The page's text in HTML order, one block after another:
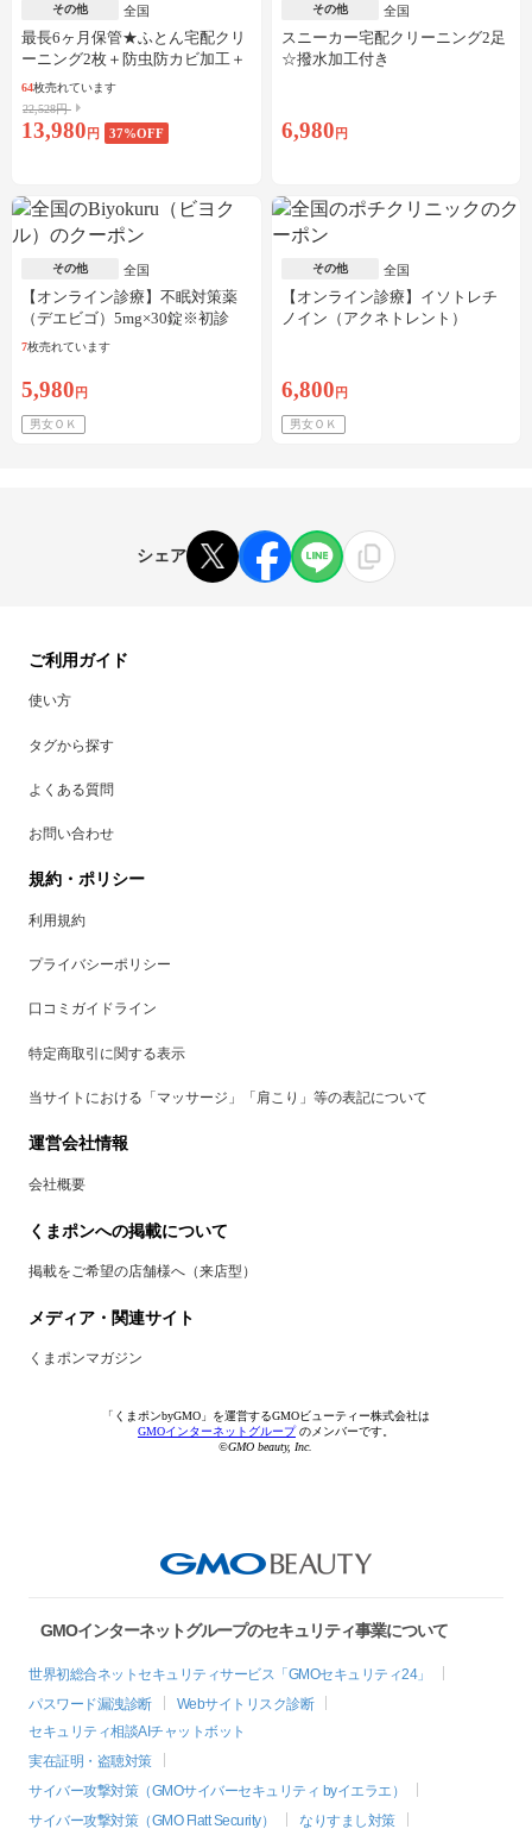
その他 全国
最長6ヶ月保管★ふとん宅配クリ
ーニング2枚＋防虫防カビ加工＋
しみ抜き
64枚売れています
22,528円
13,980 円 37%OFF
その他 全国
スニーカー宅配クリーニング2足
☆撥水加工付き
6,980 円
その他 全国
【オンライン診療】不眠対策薬
（デエビゴ）5mg×30錠※初診
料・送料込
7枚売れています
5,980 円
男女ＯＫ
その他 全国
【オンライン診療】イソトレチ
ノイン（アクネトレント）
6,800 円
男女ＯＫ
シェア
ご利用ガイド
使い方
タグから探す
よくある質問
お問い合わせ
規約・ポリシー
利用規約
プライバシーポリシー
口コミガイドライン
特定商取引に関する表示
当サイトにおける「マッサージ」「肩こり」等の表記について
運営会社情報
会社概要
くまポンへの掲載について
掲載をご希望の店舗様へ（来店型）
メディア・関連サイト
くまポンマガジン
「くまポンbyGMO」を運営するGMOビューティー株式会社は
GMOインターネットグループのメンバーです。
©GMO beauty, Inc.
GMOインターネットグループのセキュリティ事業について
世界初総合ネットセキュリティサービス「GMOセキュリティ24」
パスワード漏洩診断
Webサイトリスク診断
セキュリティ相談AIチャットボット
実在証明・盗聴対策
サイバー攻撃対策（GMOサイバーセキュリティ byイエラエ）
サイバー攻撃対策（GMO Flatt Security）
なりすまし対策